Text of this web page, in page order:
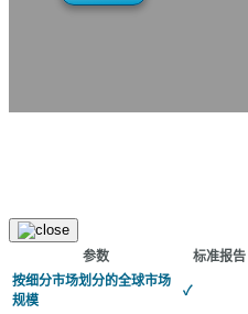
参数 标准报告
按细分市场划分的全球市场
规模
✓